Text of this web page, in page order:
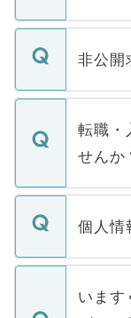
ご登録
登録内
ます。
いただ
非公開
マイナ
うち約
けない
下記の
ません。
■応募
関を公
に、医
転職・
せんか
転職・
ん。ま
定を承
の辞退
個人情
個人情
で、ご
います